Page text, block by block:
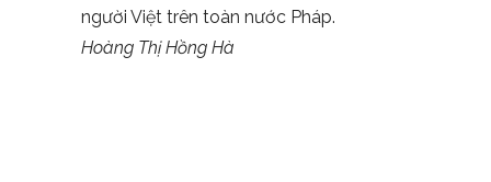
người Việt trên toàn nước Pháp.
Hoàng Thị Hồng Hà